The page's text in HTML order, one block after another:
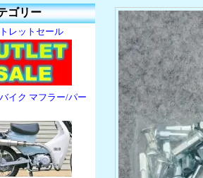
ゴリー
レットセール
イク マフラー/パー